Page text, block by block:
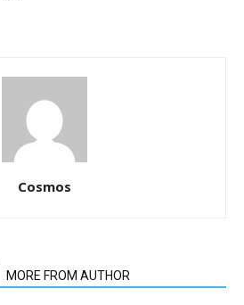
Cosmos
MORE FROM AUTHOR